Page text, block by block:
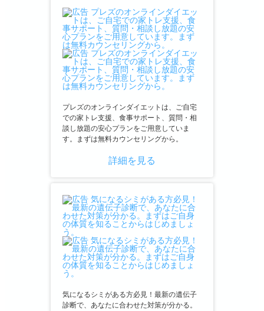
プレズのオンラインダイエットは、ご自宅
での家トレ支援、食事サポート、質問・相
談し放題の安心プランをご用意していま
す。まずは無料カウンセリングから。
詳細を見る
気になるシミがある方必見！最新の遺伝子
診断で、あなたに合わせた対策が分かる。